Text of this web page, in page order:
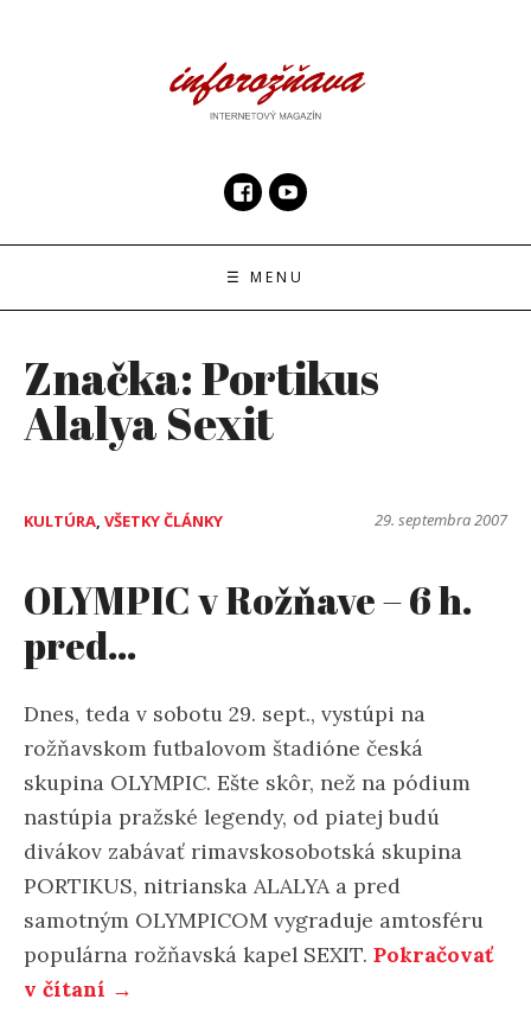
☰ MENU
Značka:Portikus
Alalya Sexit
KULTÚRA, VŠETKY ČLÁNKY 29. septembra 2007
OLYMPIC v Rožňave – 6 h.
pred…
Dnes, teda v sobotu 29. sept., vystúpi na
rožňavskom futbalovom štadióne česká
skupina OLYMPIC. Ešte skôr, než na pódium
nastúpia pražské legendy, od piatej budú
divákov zabávať rimavskosobotská skupina
PORTIKUS, nitrianska ALALYA a pred
samotným OLYMPICOM vygraduje amtosféru
populárna rožňavská kapel SEXIT. Pokračovať
v čítaní →